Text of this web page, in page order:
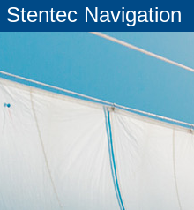
Stentec Navigation